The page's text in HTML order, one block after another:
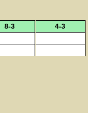
8-3
4-3